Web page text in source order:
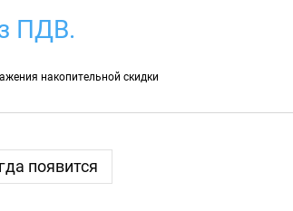
ПДВ.
накопительной скидки
появится